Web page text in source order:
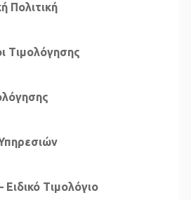
Πολιτική
Τιμολόγησης
Ειδικό Τιμολόγιο